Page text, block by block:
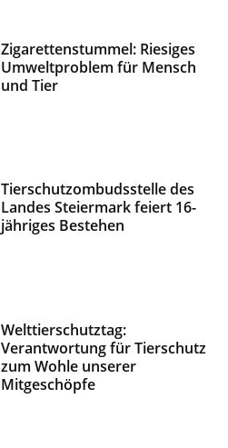
Zigarettenstummel: Riesiges
Umweltproblem für Mensch
und Tier
Tierschutzombudsstelle des
Landes Steiermark feiert 16-
jähriges Bestehen
Welttierschutztag:
Verantwortung für Tierschutz
zum Wohle unserer
Mitgeschöpfe